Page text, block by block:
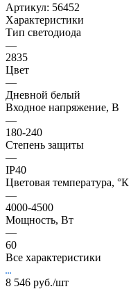
Артикул: 56452
Характеристики
Тип светодиода
—
2835
Цвет
—
Дневной белый
Входное напряжение, В
—
180-240
Степень защиты
—
IP40
Цветовая температура, °К
—
4000-4500
Мощность, Вт
—
60
Все характеристики
8 546 руб./шт